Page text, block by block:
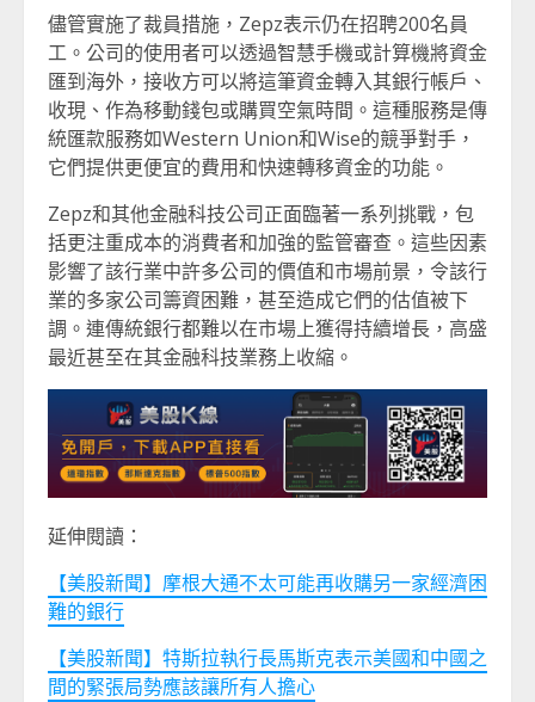
儘管實施了裁員措施，Zepz表示仍在招聘200名員
工。公司的使用者可以透過智慧手機或計算機將資金
匯到海外，接收方可以將這筆資金轉入其銀行帳戶、
收現、作為移動錢包或購買空氣時間。這種服務是傳
統匯款服務如Western Union和Wise的競爭對手，
它們提供更便宜的費用和快速轉移資金的功能。
Zepz和其他金融科技公司正面臨著一系列挑戰，包
括更注重成本的消費者和加強的監管審查。這些因素
影響了該行業中許多公司的價值和市場前景，令該行
業的多家公司籌資困難，甚至造成它們的估值被下
調。連傳統銀行都難以在市場上獲得持續增長，高盛
最近甚至在其金融科技業務上收縮。
延伸閱讀：
【美股新聞】摩根大通不太可能再收購另一家經濟困
難的銀行
【美股新聞】特斯拉執行長馬斯克表示美國和中國之
間的緊張局勢應該讓所有人擔心